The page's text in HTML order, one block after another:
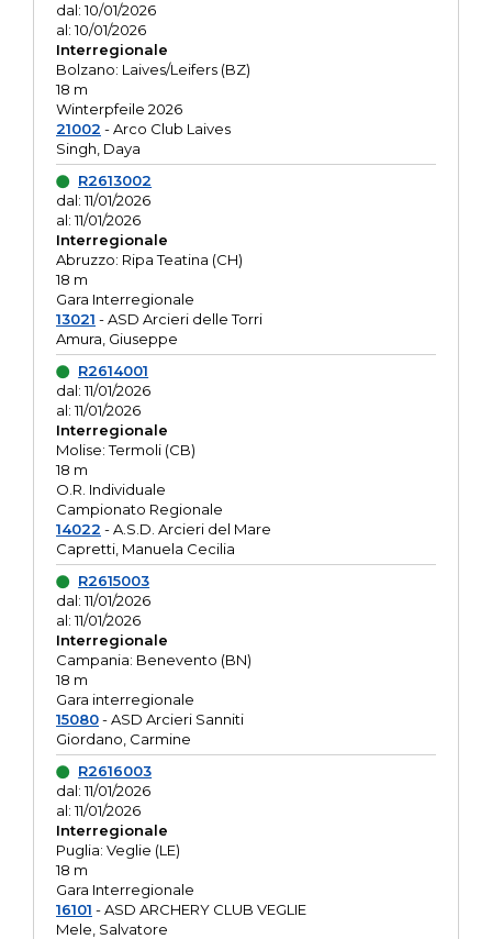
dal: 10/01/2026
al: 10/01/2026
Interregionale
Bolzano: Laives/Leifers (BZ)
18 m
Winterpfeile 2026
21002 - Arco Club Laives
Singh, Daya
R2613002
dal: 11/01/2026
al: 11/01/2026
Interregionale
Abruzzo: Ripa Teatina (CH)
18 m
Gara Interregionale
13021 - ASD Arcieri delle Torri
Amura, Giuseppe
R2614001
dal: 11/01/2026
al: 11/01/2026
Interregionale
Molise: Termoli (CB)
18 m
O.R. Individuale
Campionato Regionale
14022 - A.S.D. Arcieri del Mare
Capretti, Manuela Cecilia
R2615003
dal: 11/01/2026
al: 11/01/2026
Interregionale
Campania: Benevento (BN)
18 m
Gara interregionale
15080- ASD Arcieri Sanniti
Giordano, Carmine
R2616003
dal: 11/01/2026
al: 11/01/2026
Interregionale
Puglia: Veglie (LE)
18 m
Gara Interregionale
16101 - ASD ARCHERY CLUB VEGLIE
Mele, Salvatore